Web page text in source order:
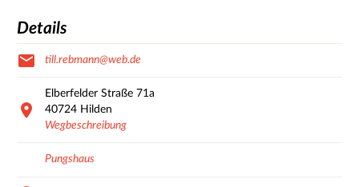
Details
till.rebmann@web.de
Elberfelder Straße 71a
40724 Hilden
Wegbeschreibung
Pungshaus